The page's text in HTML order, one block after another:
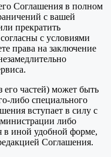
Соглашения в полном
с вашей
прекратить
с условиями
права на заключение
частей) может быть
либо специального
вступает в силу с
либо
в иной удобной форме,
Соглашения.